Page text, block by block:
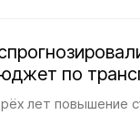
по
лет повышение